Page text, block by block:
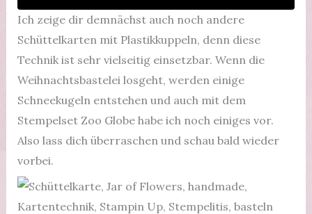
Ich zeige dir demnächst auch noch andere
Schüttelkarten mit Plastikkuppeln, denn diese
Technik ist sehr vielseitig einsetzbar. Wenn die
Weihnachtsbastelei losgeht, werden einige
Schneekugeln entstehen und auch mit dem
Stempelset Zoo Globe habe ich noch einiges vor.
Also lass dich überraschen und schau bald wieder
vorbei.